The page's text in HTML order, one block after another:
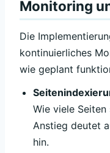
Monitoring
Die
kontinuierliches
wie geplant
Wie viele
Anstieg deutet
hin.